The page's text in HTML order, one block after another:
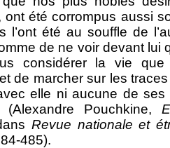
ont été corrompus aussi
l’ont été au souffle de
de ne voir devant lui
considérer la vie que
de marcher sur les
elle ni aucune de
(Alexandre Pouchkine,
Revue nationale et
485).